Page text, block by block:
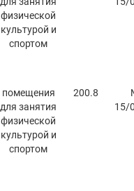
физической
культурой и
спортом
помещения
для занятия
физической
культурой и
спортом
200.8
15/